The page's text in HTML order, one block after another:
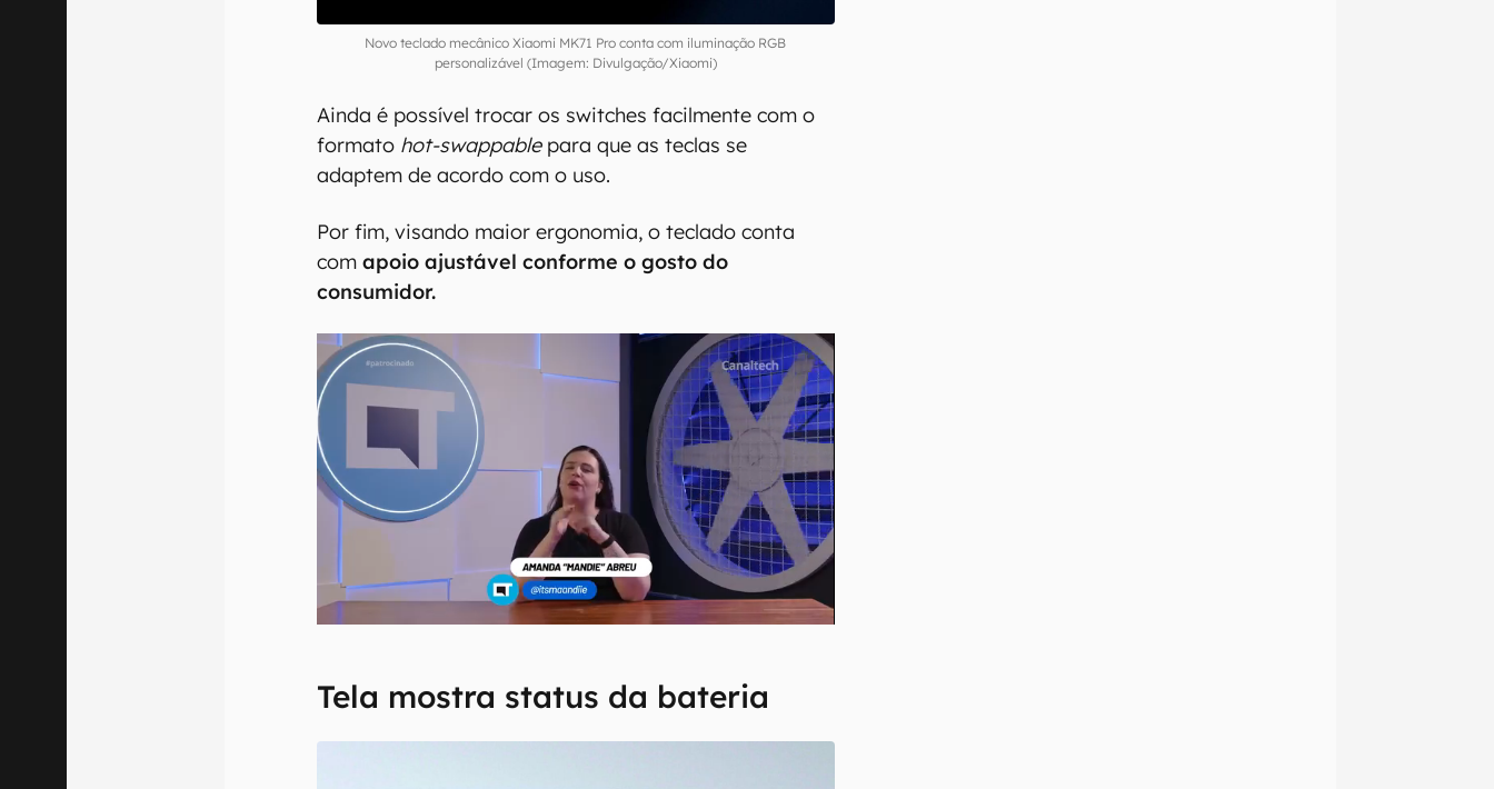
Novo teclado mecânico Xiaomi MK71 Pro conta com iluminação RGB
personalizável (Imagem: Divulgação/Xiaomi)
Ainda é possível trocar os switches facilmente com o
formato hot-swappablepara que as teclas se
adaptem de acordo com o uso.
Por fim, visando maior ergonomia, o teclado conta
comapoio ajustável conforme o gosto do
consumidor.
Tela mostra status da bateria